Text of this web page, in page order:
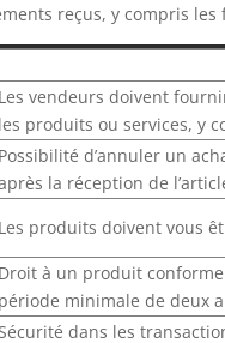
reçus, y compris
Les vendeurs doivent
les produits ou services, y
Possibilité d’annuler un
la réception de
Les produits doivent vous
Droit à un produit
période minimale de deux
Sécurité dans les